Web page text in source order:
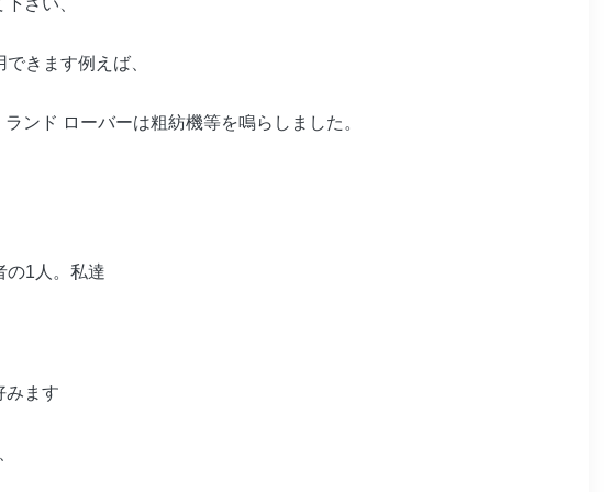
きます例えば、
ンド ローバーは粗紡機等を鳴らしました。
の1人。私達
みます